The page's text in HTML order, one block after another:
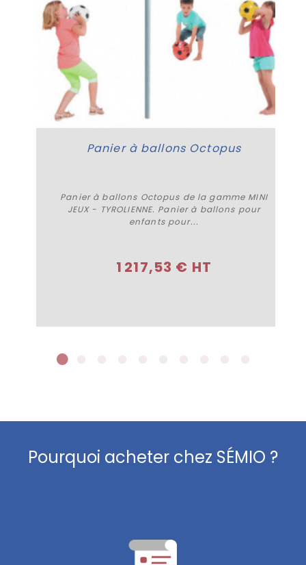
Panier à ballons Octopus
Panier à ballons Octopus de la gamme MINI
JEUX - TYROLIENNE. Panier à ballons pour
enfants pour...
1 217,53 € HT
Pourquoi acheter chez SÉMIO ?